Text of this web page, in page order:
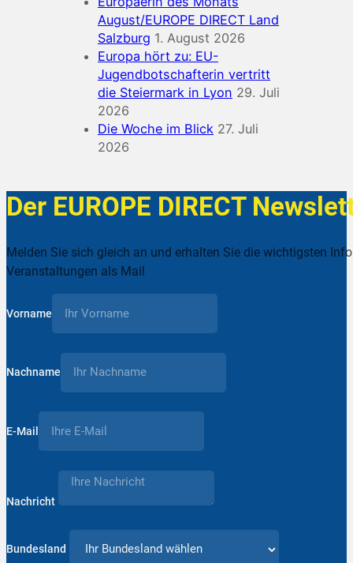
August/EUROPE DIRECT Land
Salzburg 1. August 2026
Europa hört zu: EU-
Jugendbotschafterin vertritt
die Steiermark in Lyon 29. Juli
2026
Die Woche im Blick 27. Juli
2026
Der EUROPE DIRECT
Melden Sie sich gleich an und erhalten Sie die wichtigsten
Veranstaltungen als Mail
Vorname
Nachname
E-Mail
Nachricht
Bundesland